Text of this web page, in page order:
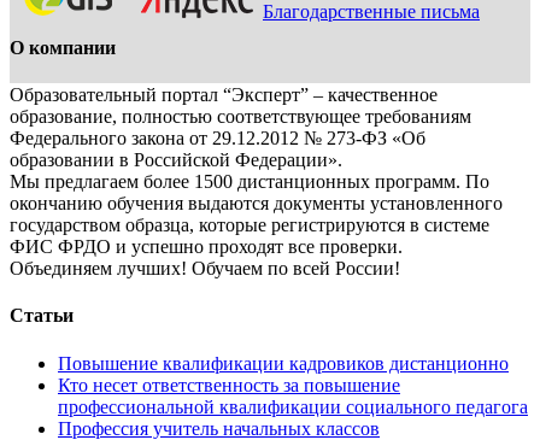
Благодарственные письма
О компании
Образовательный портал “Эксперт” – качественное
образование, полностью соответствующее требованиям
Федерального закона от 29.12.2012 № 273-ФЗ «Об
образовании в Российской Федерации».
Мы предлагаем более 1500 дистанционных программ. По
окончанию обучения выдаются документы установленного
государством образца, которые регистрируются в системе
ФИС ФРДО и успешно проходят все проверки.
Объединяем лучших! Обучаем по всей России!
Статьи
Повышение квалификации кадровиков дистанционно
Кто несет ответственность за повышение
профессиональной квалификации социального педагога
Профессия учитель начальных классов